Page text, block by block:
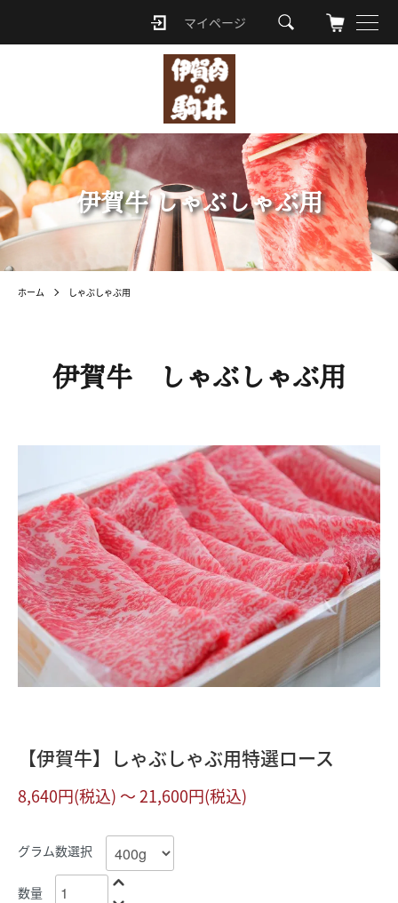
マイページ
伊賀牛 しゃぶしゃぶ用
ホーム しゃぶしゃぶ用
伊賀牛 しゃぶしゃぶ用
【伊賀牛】しゃぶしゃぶ用特選ロース
8,640円(税込) 〜 21,600円(税込)
グラム数選択
数量